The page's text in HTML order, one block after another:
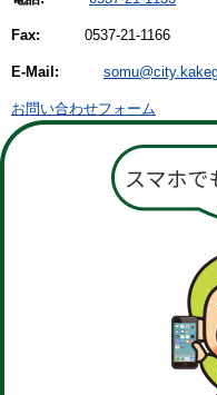
Fax: 0537-21-1166
E-Mail:
お問い合わせフォーム